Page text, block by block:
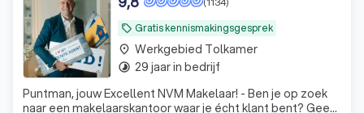
local_offer Gratis kennismakingsgesprek
Puntman, jouw Excellent NVM Makelaar! - Ben je op zoek
naar een makelaarskantoor waar je écht klant bent? Geen
place Werkgebied Tolkamer
timelapse 29 jaar in bedrijf